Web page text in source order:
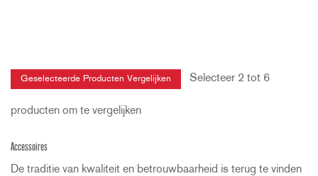
Selecteer 2 tot 6
producten om te vergelijken
Accessoires
De traditie van kwaliteit en betrouwbaarheid is terug te vinden